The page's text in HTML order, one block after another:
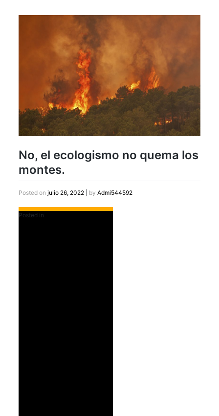
No, el ecologismo no quema los
montes.
Posted on julio 26, 2022 by Admi544592
Posted in